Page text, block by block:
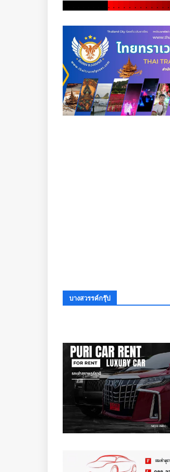
. . . . . . . . . . . .
บางสวรรค์กรุ๊ป